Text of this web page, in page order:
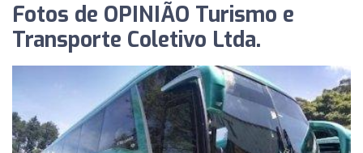
Fotos de OPINIÃO Turismo e
Transporte Coletivo Ltda.